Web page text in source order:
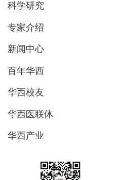
科学研究
专家介绍
新闻中心
百年华西
华西校友
华西医联体
华西产业